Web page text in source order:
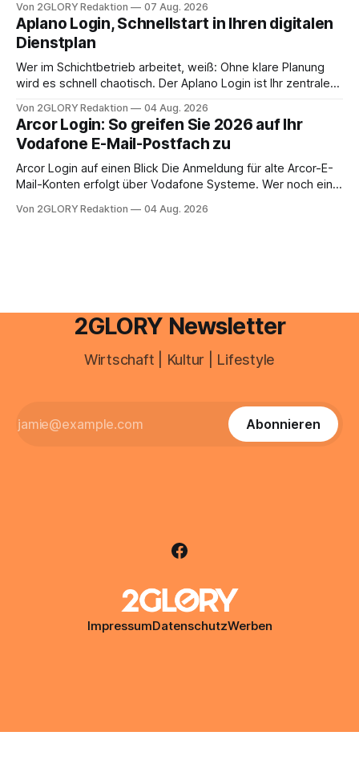
erledigen? Die kurze Antwort: Bei einfachen
Einkommensverhältnissen reicht häufig eine Steuersoftware
aus – sobald jedoch mehrere Einkunftsarten
zusammentreffen oder größere finanzielle Veränderungen
anstehen, zahlt sich professionelle Unterstützung meist
Von 2GLORY Redaktion 07 Aug. 2026
Aplano Login, Schnellstart in Ihren digitalen
Dienstplan
Wer im Schichtbetrieb arbeitet, weiß: Ohne klare Planung
wird es schnell chaotisch. Der Aplano Login ist Ihr zentraler
abwesenheiten und die gesamte kommunikation rund um
Ihr personal digital zu organisieren. In diesem Leitfaden
erfahren Sie alles, was Sie für einen reibungslosen Einstieg
brauchen, von der Registrierung
Von 2GLORY Redaktion 04 Aug. 2026
Arcor Login: So greifen Sie 2026 auf Ihr
Vodafone E-Mail-Postfach zu
Arcor Login auf einen Blick Die Anmeldung für alte Arcor-E-
Mail-Konten erfolgt über Vodafone Systeme. Wer noch eine
besitzt, loggt sich heute über das Vodafone E-Mail & Cloud
Von 2GLORY Redaktion 04 Aug. 2026
2GLORY Newsletter
Wirtschaft | Kultur | Lifestyle
Abonnieren
ImpressumDatenschutzWerben